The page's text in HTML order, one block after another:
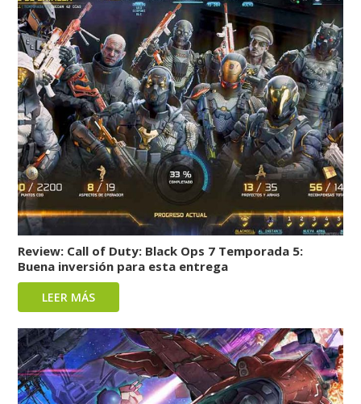
Review: Call of Duty: Black Ops 7 Temporada 5:
Buena inversión para esta entrega
LEER MÁS